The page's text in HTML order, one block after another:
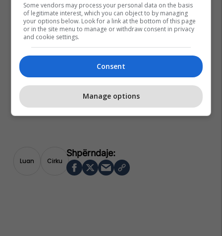
Luan Cirku
Some vendors may process your personal data on the basis
of legitimate interest, which you can object to by managing
your options below. Look for a link at the bottom of this page
or in the site menu to manage or withdraw consent in privacy
and cookie settings.
Consent
Manage options